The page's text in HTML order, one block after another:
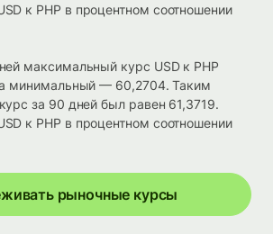
к PHP в процентном соотношении
максимальный курс USD к PHP
минимальный — 60,2704. Таким
за 90 дней был равен 61,3719.
к PHP в процентном соотношении
рыночные курсы